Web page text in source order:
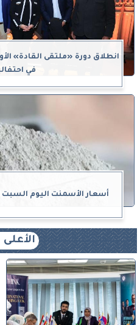
انطلاق دورة «ملتقى القادة»
في
أسعار الأسمنت اليوم السبت 21-9-2024 في محافظة المنيا
الأعلى